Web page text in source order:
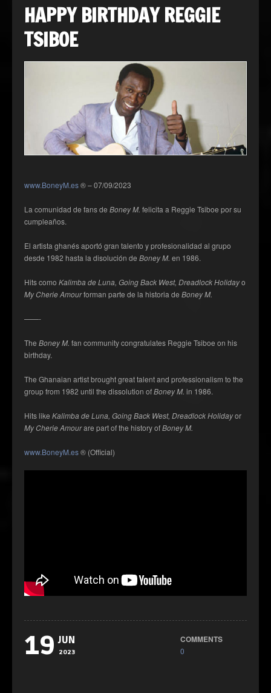
HAPPY BIRTHDAY REGGIE
TSIBOE
www.BoneyM.es® – 07/09/2023
La comunidad de fans de Boney M. felicita a Reggie Tsiboe por su
cumpleaños.
El artista ghanés aportó gran talento y profesionalidad al grupo
desde 1982 hasta la disolución de Boney M. en 1986.
Hits como Kalimba de Luna, Going Back West, Dreadlock Holidayo
My Cherie Amourforman parte de la historia de Boney M.
——-
The Boney M. fan community congratulates Reggie Tsiboe on his
birthday.
The Ghanaian artist brought great talent and professionalism to the
group from 1982 until the dissolution ofBoney M. in 1986.
Hits like Kalimba de Luna, Going Back West, Dreadlock Holidayor
My Cherie Amourare part of the history ofBoney M.
www.BoneyM.es® (Official)
19 JUN
2023
COMMENTS
0